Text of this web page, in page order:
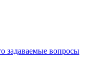
задаваемые вопросы